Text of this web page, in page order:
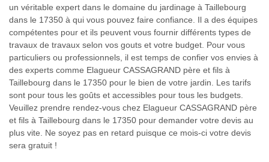
un véritable expert dans le domaine du jardinage à Taillebourg
dans le 17350 à qui vous pouvez faire confiance. Il a des équipes
compétentes pour et ils peuvent vous fournir différents types de
travaux de travaux selon vos gouts et votre budget. Pour vous
particuliers ou professionnels, il est temps de confier vos envies à
des experts comme Elagueur CASSAGRAND père et fils à
Taillebourg dans le 17350 pour le bien de votre jardin. Les tarifs
sont pour tous les goûts et accessibles pour tous les budgets.
Veuillez prendre rendez-vous chez Elagueur CASSAGRAND père
et fils à Taillebourg dans le 17350 pour demander votre devis au
plus vite. Ne soyez pas en retard puisque ce mois-ci votre devis
sera gratuit !